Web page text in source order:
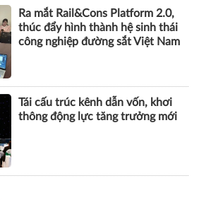
Ra mắt Rail&Cons Platform 2.0,
thúc đẩy hình thành hệ sinh thái
công nghiệp đường sắt Việt Nam
Tái cấu trúc kênh dẫn vốn, khơi
thông động lực tăng trưởng mới